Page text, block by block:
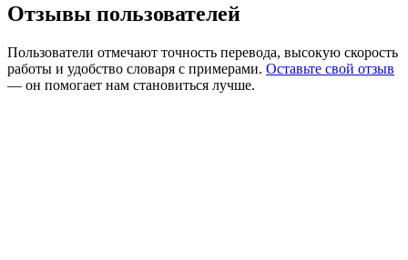
Отзывы пользователей
Пользователи отмечают точность перевода, высокую скорость
работы и удобство словаря с примерами. Оставьте свой отзыв
— он помогает нам становиться лучше.